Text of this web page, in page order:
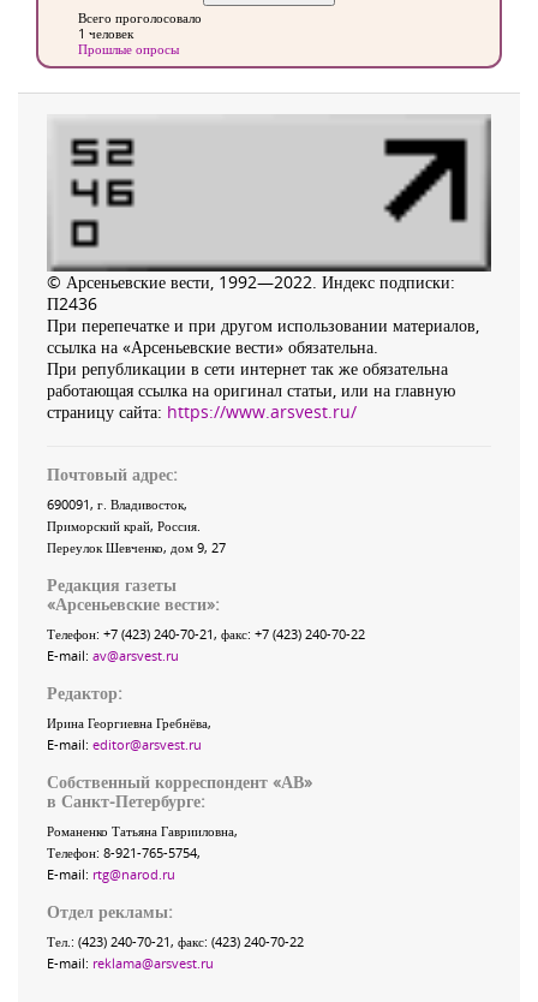
Всего проголосовало
1 человек
Прошлые опросы
© Арсеньевские вести, 1992—2022. Индекс подписки:
П2436
При перепечатке и при другом использовании материалов,
ссылка на «Арсеньевские вести» обязательна.
При републикации в сети интернет так же обязательна
работающая ссылка на оригинал статьи, или на главную
страницу сайта: https://www.arsvest.ru/
Почтовый адрес:
690091, г. Владивосток,
Приморский край, Россия
Переулок Шевченко, дом 9, 27
Редакция газеты
«Арсеньевские вести»:
Телефон: +7 (423) 240-70-21, факс: +7 (423) 240-70-22
E-mail: av@arsvest.ru
Редактор:
Ирина Георгиевна Гребнёва,
E-mail: editor@arsvest.ru
Собственный корреспондент «АВ»
в Санкт-Петербурге:
Романенко Татьяна Гаврииловна,
Телефон: 8-921-765-5754,
E-mail: rtg@narod.ru
Отдел рекламы:
Тел.: (423) 240-70-21, факс: (423) 240-70-22
E-mail: reklama@arsvest.ru